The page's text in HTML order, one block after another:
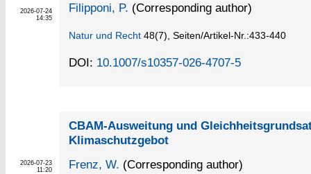
2026-07-24
14:35
Filipponi, P. (Corresponding author)
Natur und Recht 48(7) Seiten/Artikel-Nr.:433-440
DOI: 10.1007/s10357-026-4707-5
2026-07-23
11:20
CBAM-Ausweitung und
Klimaschutzgebot
Frenz, W. (Corresponding author)